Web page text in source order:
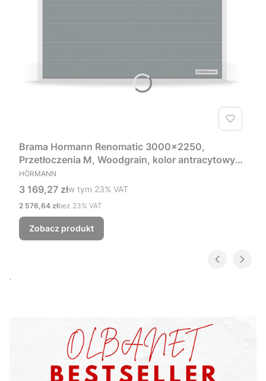
Brama Hormann Renomatic 3000x2250,
Przetłoczenia M, Woodgrain, kolor antracytowy
RAL 7016 + Prowadzenie Z
PRODUCENT
HÖRMANN
Cena brutto
3 169,27 złw tym %s VAT
w tym 23% VAT
Cena netto
2 576,64 złbez 23% VAT
Zobacz produkt